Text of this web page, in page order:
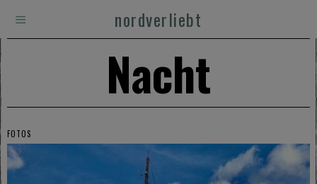
nordverliebt
Nacht
FOTOS